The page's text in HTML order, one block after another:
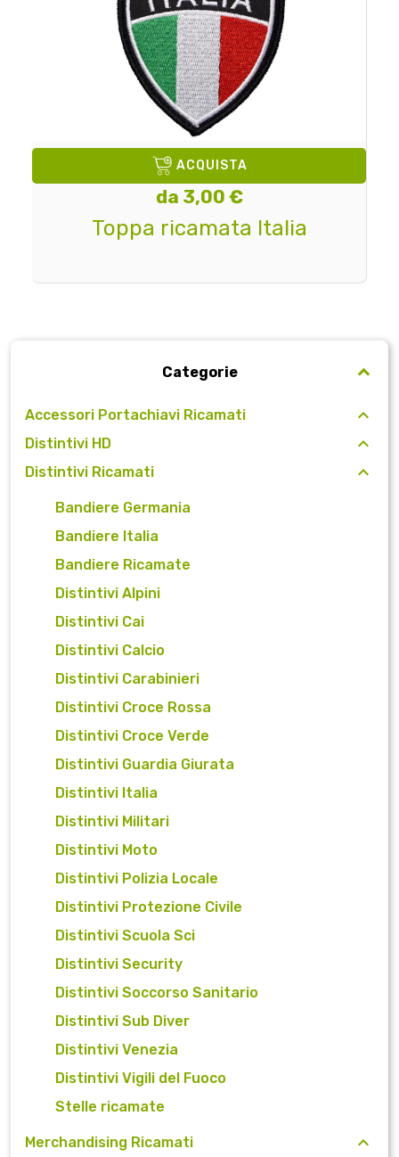
Categorie
Accessori Portachiavi Ricamati
Distintivi HD
Distintivi Ricamati
Bandiere Germania
Bandiere Italia
Bandiere Ricamate
Distintivi Alpini
Distintivi Cai
Distintivi Calcio
Distintivi Carabinieri
Distintivi Croce Rossa
Distintivi Croce Verde
Distintivi Guardia Giurata
Distintivi Italia
Distintivi Militari
Distintivi Moto
Distintivi Polizia Locale
Distintivi Protezione Civile
Distintivi Scuola Sci
Distintivi Security
Distintivi Soccorso Sanitario
Distintivi Sub Diver
Distintivi Venezia
Distintivi Vigili del Fuoco
Stelle ricamate
Merchandising Ricamati
ACQUISTA
da 3,00 €
Toppa ricamata Italia